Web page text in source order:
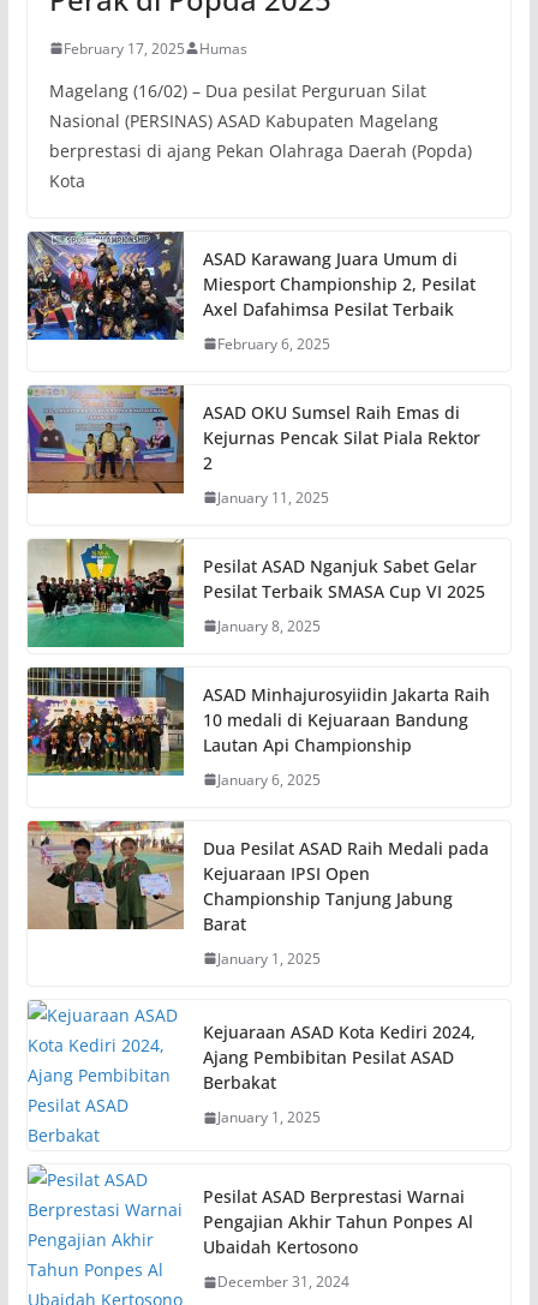
February 17, 2025 Humas
Magelang (16/02) – Dua pesilat Perguruan Silat
Nasional (PERSINAS) ASAD Kabupaten Magelang
berprestasi di ajang Pekan Olahraga Daerah (Popda)
Kota
ASAD Karawang Juara Umum di
Miesport Championship 2, Pesilat
Axel Dafahimsa Pesilat Terbaik
February 6, 2025
ASAD OKU Sumsel Raih Emas di
Kejurnas Pencak Silat Piala Rektor
2
January 11, 2025
Pesilat ASAD Nganjuk Sabet Gelar
Pesilat Terbaik SMASA Cup VI 2025
January 8, 2025
ASAD Minhajurosyiidin Jakarta Raih
10 medali di Kejuaraan Bandung
Lautan Api Championship
January 6, 2025
Dua Pesilat ASAD Raih Medali pada
Kejuaraan IPSI Open
Championship Tanjung Jabung
Barat
January 1, 2025
Kejuaraan ASAD Kota Kediri 2024,
Ajang Pembibitan Pesilat ASAD
Berbakat
January 1, 2025
Pesilat ASAD Berprestasi Warnai
Pengajian Akhir Tahun Ponpes Al
Ubaidah Kertosono
December 31, 2024